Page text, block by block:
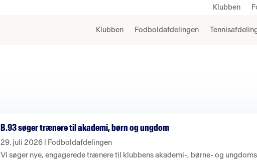
Klubben
Klubben Fodboldafdelingen
B.93 søger trænere til akademi, børn og ungdom
29. juli 2026
Fodboldafdelingen
Vi søger nye, engagerede trænere til klubbens akademi-, børne- og